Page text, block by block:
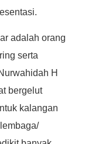
adalah orang
serta
H
bergelut
kalangan